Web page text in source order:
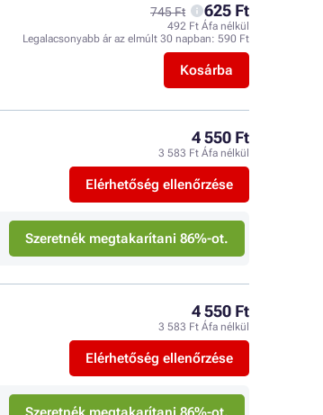
745 Ft 625 Ft
492 Ft Áfa nélkül
Legalacsonyabb ár az elmúlt 30 napban: 590 Ft
Kosárba
4 550 Ft
3 583 Ft Áfa nélkül
Elérhetőség ellenőrzése
Szeretnék megtakarítani 86%-ot.
4 550 Ft
3 583 Ft Áfa nélkül
Elérhetőség ellenőrzése